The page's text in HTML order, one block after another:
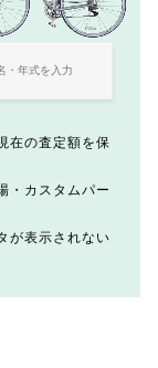
在の査定額を保
・カスタムパー
が表示されない